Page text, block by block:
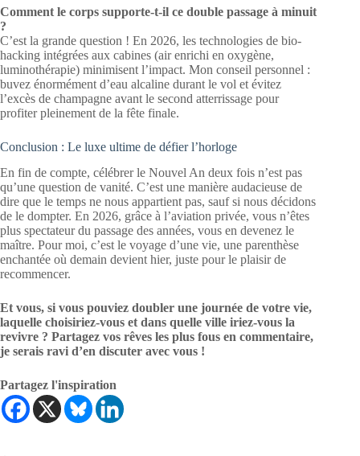
Comment le corps supporte-t-il ce double passage à minuit
?
C’est la grande question ! En 2026, les technologies de bio-
hacking intégrées aux cabines (air enrichi en oxygène,
luminothérapie) minimisent l’impact. Mon conseil personnel :
buvez énormément d’eau alcaline durant le vol et évitez
l’excès de champagne avant le second atterrissage pour
profiter pleinement de la fête finale.
Conclusion : Le luxe ultime de défier l’horloge
En fin de compte, célébrer le Nouvel An deux fois n’est pas
qu’une question de vanité. C’est une manière audacieuse de
dire que le temps ne nous appartient pas, sauf si nous décidons
de le dompter. En 2026, grâce à l’aviation privée, vous n’êtes
plus spectateur du passage des années, vous en devenez le
maître. Pour moi, c’est le voyage d’une vie, une parenthèse
enchantée où demain devient hier, juste pour le plaisir de
recommencer.
Et vous, si vous pouviez doubler une journée de votre vie,
laquelle choisiriez-vous et dans quelle ville iriez-vous la
revivre ? Partagez vos rêves les plus fous en commentaire,
je serais ravi d’en discuter avec vous !
Partagez l'inspiration